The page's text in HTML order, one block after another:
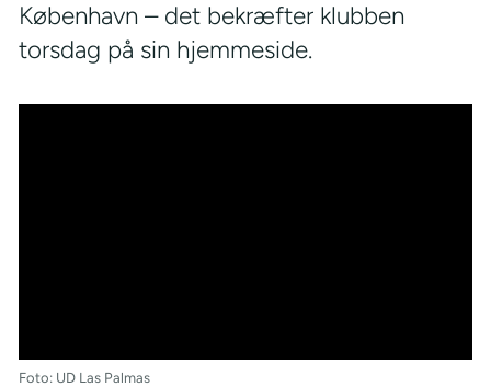
København – det bekræfter klubben
torsdag på sin hjemmeside.
Foto: UD Las Palmas